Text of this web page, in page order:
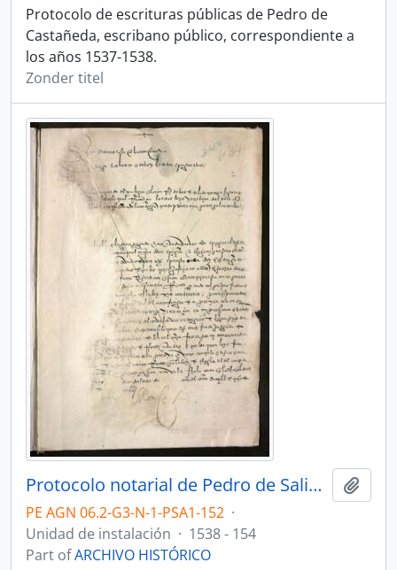
Protocolo de escrituras públicas de Pedro de
Castañeda, escribano público, correspondiente a
los años 1537-1538.
Zonder titel
Protocolo notarial de Pedro de Salinas
PE AGN 06.2-G3-N-1-PSA1-152 ·
Unidad de instalación · 1538 - 154
Part ofARCHIVO HISTÓRICO